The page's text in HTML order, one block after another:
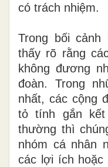
có trách nhiệm.
Trong bối
thấy rõ rằng
không đương
đoàn. Trong
nhất, các cộng
tỏ tính gắn
thường thì
nhóm cá nhân
các lợi ích hoặc